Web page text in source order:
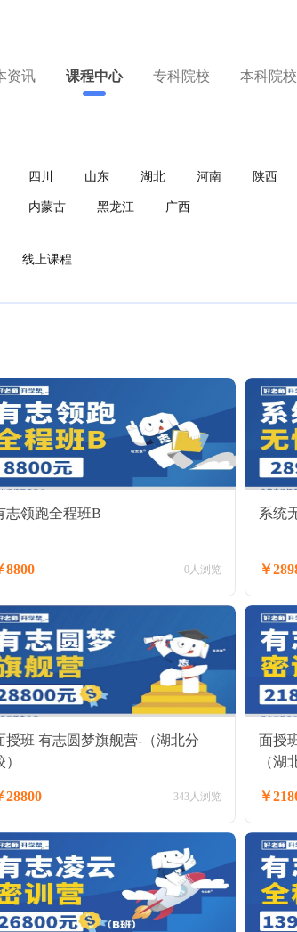
资讯 课程中心 专科院校 本科院校
四川 山东 湖北 河南 陕西
内蒙古 黑龙江 广西
线上课程
志领跑全程班B
8800 0人浏览
系统
￥
授班 有志圆梦旗舰营-（湖北分
）
28800 343人浏览
面授
（湖
￥